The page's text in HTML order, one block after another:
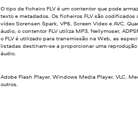
O tipo de ficheiro FLV é um contentor que pode
texto e metadados. Os ficheiros FLV são codificados
vídeo Sorensen Spark, VP6, Screen Video e AVC.
áudio, o contentor FLV utiliza MP3, Nellymoser,
o FLV é utilizado para transmissão na Web, as
listadas destinam-se a proporcionar uma
áudio.
Adobe Flash Player, Windows Media Player, VLC,
outros.